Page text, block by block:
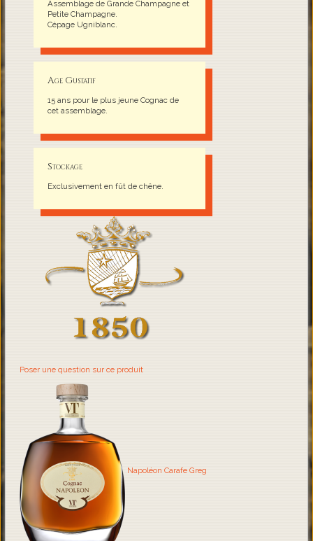
Assemblage de Grande Champagne et
Petite Champagne.
Cépage Ugniblanc.
Age Gustatif
15 ans pour le plus jeune Cognac de
cet assemblage.
Stockage
Exclusivement en fût de chêne.
Poser une question sur ce produit
Napoléon Carafe Greg